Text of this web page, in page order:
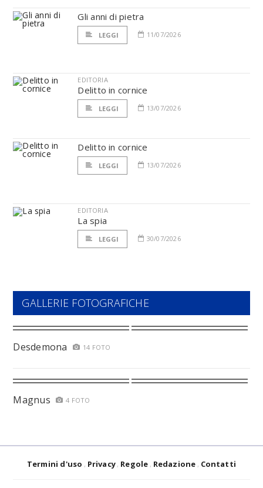
Gli anni di pietra
LEGGI 11/07/2026
EDITORIA
Delitto in cornice
LEGGI 13/07/2026
Delitto in cornice
LEGGI 13/07/2026
EDITORIA
La spia
LEGGI 30/07/2026
GALLERIE FOTOGRAFICHE
Desdemona 14 FOTO
Magnus 4 FOTO
Termini d'uso Privacy Regole Redazione Contatti